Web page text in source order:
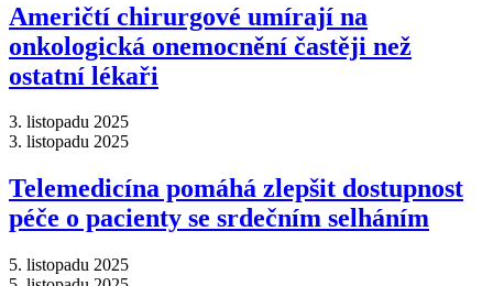
Američtí chirurgové umírají na
onkologická onemocnění častěji než
ostatní lékaři
3. listopadu 2025
3. listopadu 2025
Telemedicína pomáhá zlepšit dostupnost
péče o pacienty se srdečním selháním
5. listopadu 2025